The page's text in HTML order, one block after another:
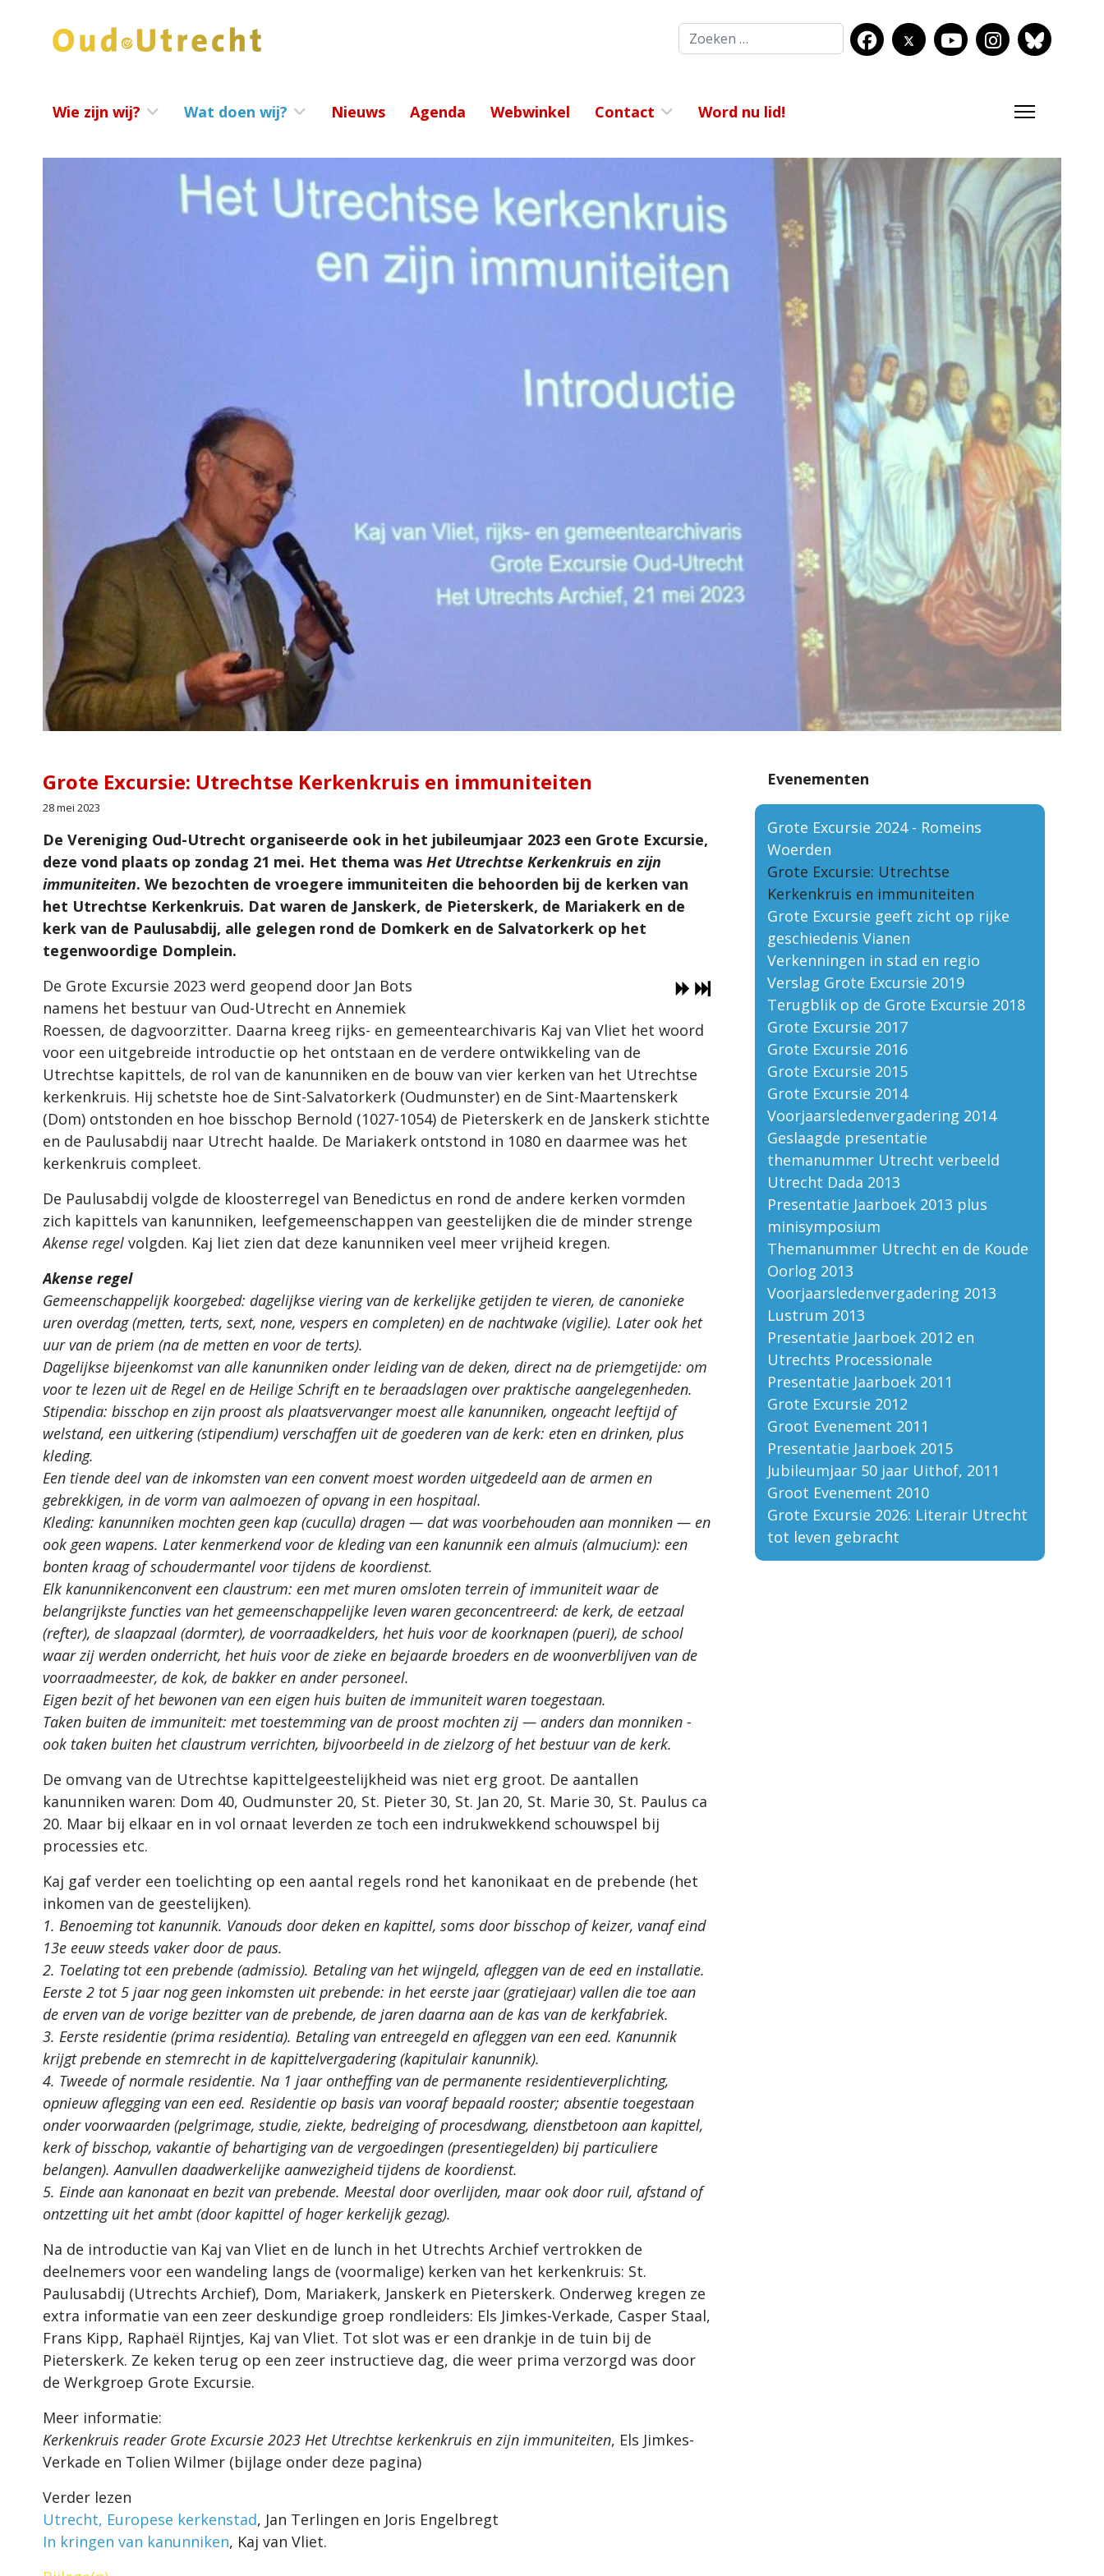
Zoeken
Wie zijn wij? Wat doen wij? Nieuws Agenda Webwinkel Contact Word nu lid!
Grote Excursie: Utrechtse Kerkenkruis en immuniteiten
28 mei 2023
De Vereniging Oud-Utrecht organiseerde ook in het jubileumjaar 2023 een Grote Excursie,
deze vond plaats op zondag 21 mei. Het thema was Het Utrechtse Kerkenkruis en zijn
immuniteiten. We bezochten de vroegere immuniteiten die behoorden bij de kerken van
het Utrechtse Kerkenkruis. Dat waren de Janskerk, de Pieterskerk, de Mariakerk en de
kerk van de Paulusabdij, alle gelegen rond de Domkerk en de Salvatorkerk op het
tegenwoordige Domplein.
De Grote Excursie 2023 werd geopend door Jan Bots
namens het bestuur van Oud-Utrecht en Annemiek
Roessen, de dagvoorzitter. Daarna kreeg rijks- en gemeentearchivaris Kaj van Vliet het woord
voor een uitgebreide introductie op het ontstaan en de verdere ontwikkeling van de
Utrechtse kapittels, de rol van de kanunniken en de bouw van vier kerken van het Utrechtse
kerkenkruis. Hij schetste hoe de Sint-Salvatorkerk (Oudmunster) en de Sint-Maartenskerk
(Dom) ontstonden en hoe bisschop Bernold (1027-1054) de Pieterskerk en de Janskerk stichtte
en de Paulusabdij naar Utrecht haalde. De Mariakerk ontstond in 1080 en daarmee was het
kerkenkruis compleet.
De Paulusabdij volgde de kloosterregel van Benedictus en rond de andere kerken vormden
zich kapittels van kanunniken, leefgemeenschappen van geestelijken die de minder strenge
Akense regel volgden. Kaj liet zien dat deze kanunniken veel meer vrijheid kregen.
Akense regel
Gemeenschappelijk koorgebed: dagelijkse viering van de kerkelijke getijden te vieren, de canonieke
uren overdag (metten, terts, sext, none, vespers en completen) en de nachtwake (vigilie). Later ook het
uur van de priem (na de metten en voor de terts).
Dagelijkse bijeenkomst van alle kanunniken onder leiding van de deken, direct na de priemgetijde: om
voor te lezen uit de Regel en de Heilige Schrift en te beraadslagen over praktische aangelegenheden.
Stipendia: bisschop en zijn proost als plaatsvervanger moest alle kanunniken, ongeacht leeftijd of
welstand, een uitkering (stipendium) verschaffen uit de goederen van de kerk: eten en drinken, plus
kleding.
Een tiende deel van de inkomsten van een convent moest worden uitgedeeld aan de armen en
gebrekkigen, in de vorm van aalmoezen of opvang in een hospitaal.
Kleding: kanunniken mochten geen kap (cuculla) dragen — dat was voorbehouden aan monniken — en
ook geen wapens. Later kenmerkend voor de kleding van een kanunnik een almuis (almucium): een
bonten kraag of schoudermantel voor tijdens de koordienst.
Elk kanunnikenconvent een claustrum: een met muren omsloten terrein of immuniteit waar de
belangrijkste functies van het gemeenschappelijke leven waren geconcentreerd: de kerk, de eetzaal
(refter), de slaapzaal (dormter), de voorraadkelders, het huis voor de koorknapen (pueri), de school
waar zij werden onderricht, het huis voor de zieke en bejaarde broeders en de woonverblijven van de
voorraadmeester, de kok, de bakker en ander personeel.
Eigen bezit of het bewonen van een eigen huis buiten de immuniteit waren toegestaan.
Taken buiten de immuniteit: met toestemming van de proost mochten zij — anders dan monniken -
ook taken buiten het claustrum verrichten, bijvoorbeeld in de zielzorg of het bestuur van de kerk.
De omvang van de Utrechtse kapittelgeestelijkheid was niet erg groot. De aantallen
kanunniken waren: Dom 40, Oudmunster 20, St. Pieter 30, St. Jan 20, St. Marie 30, St. Paulus ca
20. Maar bij elkaar en in vol ornaat leverden ze toch een indrukwekkend schouwspel bij
processies etc.
Kaj gaf verder een toelichting op een aantal regels rond het kanonikaat en de prebende (het
inkomen van de geestelijken).
1. Benoeming tot kanunnik. Vanouds door deken en kapittel, soms door bisschop of keizer, vanaf eind
13e eeuw steeds vaker door de paus.
2. Toelating tot een prebende (admissio). Betaling van het wijngeld, afleggen van de eed en installatie.
Eerste 2 tot 5 jaar nog geen inkomsten uit prebende: in het eerste jaar (gratiejaar) vallen die toe aan
de erven van de vorige bezitter van de prebende, de jaren daarna aan de kas van de kerkfabriek.
3. Eerste residentie (prima residentia). Betaling van entreegeld en afleggen van een eed. Kanunnik
krijgt prebende en stemrecht in de kapittelvergadering (kapitulair kanunnik).
4. Tweede of normale residentie. Na 1 jaar ontheffing van de permanente residentieverplichting,
opnieuw aflegging van een eed. Residentie op basis van vooraf bepaald rooster; absentie toegestaan
onder voorwaarden (pelgrimage, studie, ziekte, bedreiging of procesdwang, dienstbetoon aan kapittel,
kerk of bisschop, vakantie of behartiging van de vergoedingen (presentiegelden) bij particuliere
belangen). Aanvullen daadwerkelijke aanwezigheid tijdens de koordienst.
5. Einde aan kanonaat en bezit van prebende. Meestal door overlijden, maar ook door ruil, afstand of
ontzetting uit het ambt (door kapittel of hoger kerkelijk gezag).
Na de introductie van Kaj van Vliet en de lunch in het Utrechts Archief vertrokken de
deelnemers voor een wandeling langs de (voormalige) kerken van het kerkenkruis: St.
Paulusabdij (Utrechts Archief), Dom, Mariakerk, Janskerk en Pieterskerk. Onderweg kregen ze
extra informatie van een zeer deskundige groep rondleiders: Els Jimkes-Verkade, Casper Staal,
Frans Kipp, Raphaël Rijntjes, Kaj van Vliet. Tot slot was er een drankje in de tuin bij de
Pieterskerk. Ze keken terug op een zeer instructieve dag, die weer prima verzorgd was door
de Werkgroep Grote Excursie.
Meer informatie:
Kerkenkruis reader Grote Excursie 2023 Het Utrechtse kerkenkruis en zijn immuniteiten, Els Jimkes-
Verkade en Tolien Wilmer (bijlage onder deze pagina)
Verder lezen
Utrecht, Europese kerkenstad, Jan Terlingen en Joris Engelbregt
In kringen van kanunniken, Kaj van Vliet.
Evenementen
Grote Excursie 2024 - Romeins
Woerden
Grote Excursie: Utrechtse
Kerkenkruis en immuniteiten
Grote Excursie geeft zicht op rijke
geschiedenis Vianen
Verkenningen in stad en regio
Verslag Grote Excursie 2019
Terugblik op de Grote Excursie 2018
Grote Excursie 2017
Grote Excursie 2016
Grote Excursie 2015
Grote Excursie 2014
Voorjaarsledenvergadering 2014
Geslaagde presentatie
themanummer Utrecht verbeeld
Utrecht Dada 2013
Presentatie Jaarboek 2013 plus
minisymposium
Themanummer Utrecht en de Koude
Oorlog 2013
Voorjaarsledenvergadering 2013
Lustrum 2013
Presentatie Jaarboek 2012 en
Utrechts Processionale
Presentatie Jaarboek 2011
Grote Excursie 2012
Groot Evenement 2011
Presentatie Jaarboek 2015
Jubileumjaar 50 jaar Uithof, 2011
Groot Evenement 2010
Grote Excursie 2026: Literair Utrecht
tot leven gebracht